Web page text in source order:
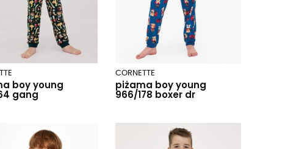
boy young
gang
CORNETTE
piżama boy young
966/178 boxer dr